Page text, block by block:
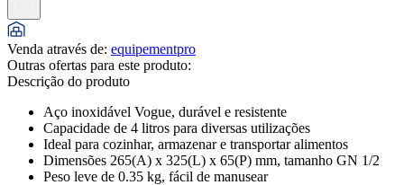
Venda através de: equipementpro
Outras ofertas para este produto:
Descrição do produto
Aço inoxidável Vogue, durável e resistente
Capacidade de 4 litros para diversas utilizações
Ideal para cozinhar, armazenar e transportar alimentos
Dimensões 265(A) x 325(L) x 65(P) mm, tamanho GN 1/2
Peso leve de 0.35 kg, fácil de manusear